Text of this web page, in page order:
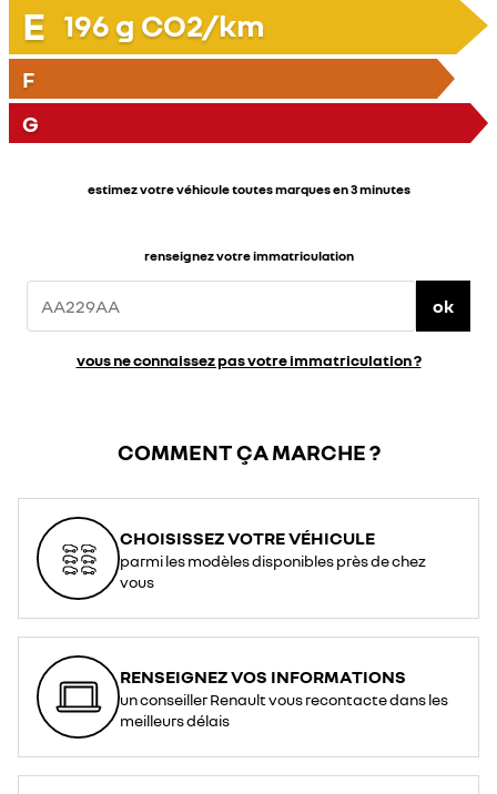
E 196 g CO2/km
F
G
estimez votre véhicule toutes marques en 3 minutes
renseignez votre immatriculation
ok
vous ne connaissez pas votre immatriculation ?
COMMENT ÇA MARCHE ?
CHOISISSEZ VOTRE VÉHICULE
parmi les modèles disponibles près de chez
vous
RENSEIGNEZ VOS INFORMATIONS
un conseiller Renault vous recontacte dans les
meilleurs délais